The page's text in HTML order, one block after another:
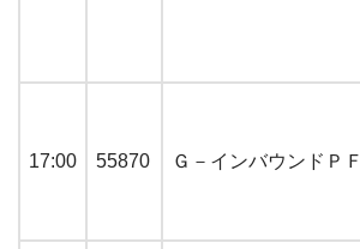
17:00 55870 Ｇ－インバウンドＰＦ